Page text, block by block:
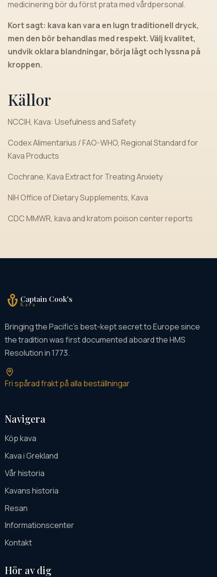
medicinering bör du först prata med vårdpersonal.
Kort sagt: kava kan vara en lugn traditionell dryck,
men den bör behandlas med respekt. Välj kvalitet,
undvik oklara blandningar, börja lågt och lyssna på
kroppen.
Källor
NCCIH, Kava: Usefulness and Safety
Codex Alimentarius / FAO-WHO, Regional Standard for
Kava Products
Cochrane, Kava Extract for Treating Anxiety
NIH Office of Dietary Supplements, Kava
CDC MMWR, kava and kratom poison center reports
Captain Cook's
Kava
Bringing the Pacific's best-kept secret to Europe since
the tradition was first documented aboard the HMS
Resolution in 1773.
Fri spårad frakt på alla beställningar
Navigera
Köp kava
Kava i Grekland
Vår historia
Kavans historia
Resan
Informationscenter
Kontakt
Hör av dig